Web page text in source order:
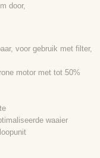
door,
voor gebruik met filter,
motor met tot 50%
waaier